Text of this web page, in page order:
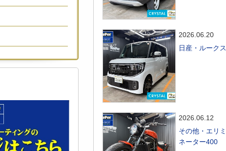
2026.06.20
日産・ルークス
2026.06.12
その他・エリミ
ネーター400